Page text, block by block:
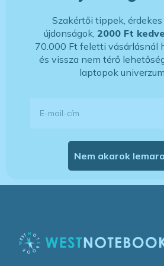
Szakértői tippek,
újdonságok, 2000 Ft
70.000 Ft feletti vásárlásnál
és vissza nem térő
laptopok